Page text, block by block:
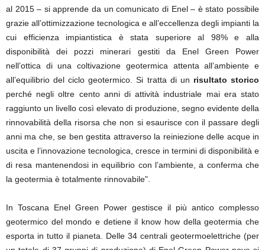
al 2015 – si apprende da un comunicato di Enel – è stato possibile
grazie all’ottimizzazione tecnologica e all’eccellenza degli impianti la
cui efficienza impiantistica è stata superiore al 98% e alla
disponibilità dei pozzi minerari gestiti da Enel Green Power
nell’ottica di una coltivazione geotermica attenta all’ambiente e
all’equilibrio del ciclo geotermico. Si tratta di un risultato storico
perché negli oltre cento anni di attività industriale mai era stato
raggiunto un livello così elevato di produzione, segno evidente della
rinnovabilità della risorsa che non si esaurisce con il passare degli
anni ma che, se ben gestita attraverso la reiniezione delle acque in
uscita e l’innovazione tecnologica, cresce in termini di disponibilità e
di resa mantenendosi in equilibrio con l’ambiente, a conferma che
la geotermia è totalmente rinnovabile".
In Toscana Enel Green Power gestisce il più antico complesso
geotermico del mondo e detiene il know how della geotermia che
esporta in tutto il pianeta. Delle 34 centrali geotermoelettriche (per